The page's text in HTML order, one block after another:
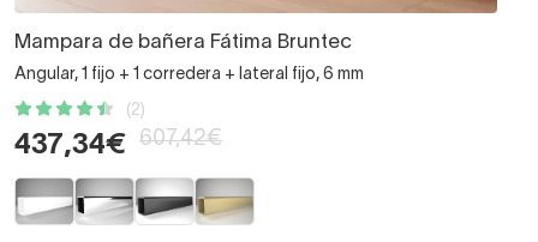
Mampara de bañera Fátima Bruntec
Angular, 1 fijo + 1 corredera + lateral fijo, 6 mm
(2)
437,34€ 607,42€